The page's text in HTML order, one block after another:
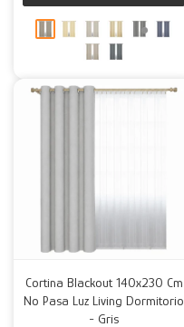
Cortina Blackout 140x230 Cm
No Pasa Luz Living Dormitorio
- Gris